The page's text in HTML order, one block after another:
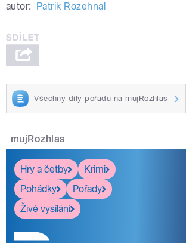
autor: Patrik Rozehnal
Všechny díly pořadu na mujRozhlas
mujRozhlas
Hry a četby
Krimi
Pohádky
Pořady
Živé vysílání